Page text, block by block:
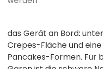
das Gerät an Bord:
Crepes-Fläche und
Pancakes-Formen. Für